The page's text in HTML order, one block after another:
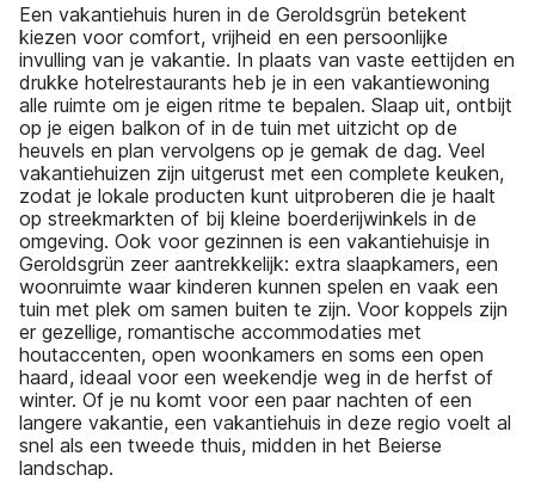
Een vakantiehuis huren in de Geroldsgrün betekent
kiezen voor comfort, vrijheid en een persoonlijke
invulling van je vakantie. In plaats van vaste eettijden en
drukke hotelrestaurants heb je in een vakantiewoning
alle ruimte om je eigen ritme te bepalen. Slaap uit, ontbijt
op je eigen balkon of in de tuin met uitzicht op de
heuvels en plan vervolgens op je gemak de dag. Veel
vakantiehuizen zijn uitgerust met een complete keuken,
zodat je lokale producten kunt uitproberen die je haalt
op streekmarkten of bij kleine boerderijwinkels in de
omgeving. Ook voor gezinnen is een vakantiehuisje in
Geroldsgrün zeer aantrekkelijk: extra slaapkamers, een
woonruimte waar kinderen kunnen spelen en vaak een
tuin met plek om samen buiten te zijn. Voor koppels zijn
er gezellige, romantische accommodaties met
houtaccenten, open woonkamers en soms een open
haard, ideaal voor een weekendje weg in de herfst of
winter. Of je nu komt voor een paar nachten of een
langere vakantie, een vakantiehuis in deze regio voelt al
snel als een tweede thuis, midden in het Beierse
landschap.